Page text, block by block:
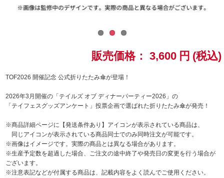
スサノオマジック
ラブライブ！シリーズ
ラブライブ！
ラブライブ！サンシャイン‼
ラブライブ！虹ヶ咲学園スクールアイドル同好会
ラブライブ！スーパースター!!
販売価格： 3,600 円 (税込)
TOF2026 開催記念 公式折りたたみ傘が登場！
2026年3月開催の「テイルズ オブ ディナーパーティー2026」の
「テイフェスグッズアンケート」投票企画で選ばれた折りたたみ傘が発売！
※商品詳細ページに【発送条件あり】アイコンが表示されている商品は、
同じアイコンが表示されている商品同士でのみ同時注文が可能です。
※画像はイメージです。実際の商品とは異なる場合があります。
※生産予定数を超過した場合、ご注文の途中終了や発売日の変更を行う場合が
ございます。
※注意表記などが付属する商品は、記載内容をよく読んでご使用ください。